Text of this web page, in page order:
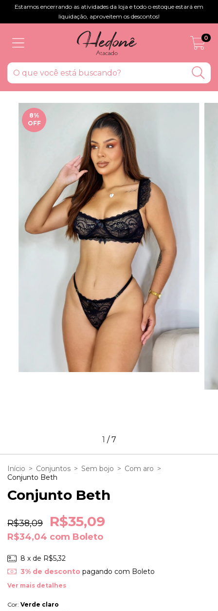
Estamos encerrando as atividades da loja e todo o estoque estará em
liquidação, aproveitem os descontos!
0
8%
OFF
1 /7
Início > Conjuntos > Sem bojo > Com aro >
Conjunto Beth
Conjunto Beth
R$38,09 R$35,09
R$34,04 com Boleto
8 x de R$5,32
3% de desconto pagando com Boleto
Ver mais detalhes
Cor: Verde claro